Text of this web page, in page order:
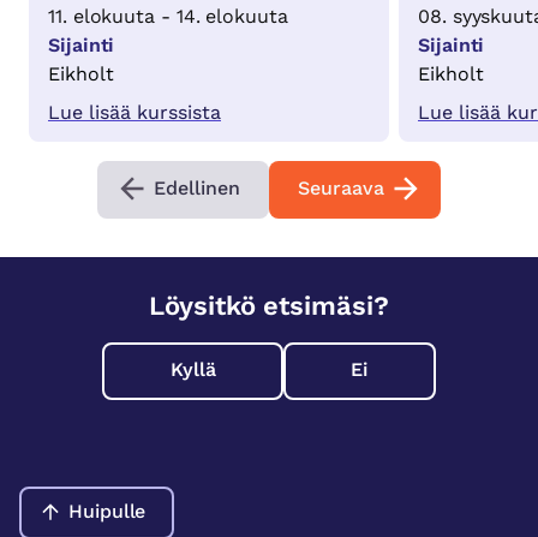
11. elokuuta - 14. elokuuta
Sijainti
Eikholt
Lue lisää kurssista
08.
Sijainti
Eikholt
Lue lisää
Edellinen Seuraava
Löysitkö etsimäsi?
Kyllä Ei
Huipulle